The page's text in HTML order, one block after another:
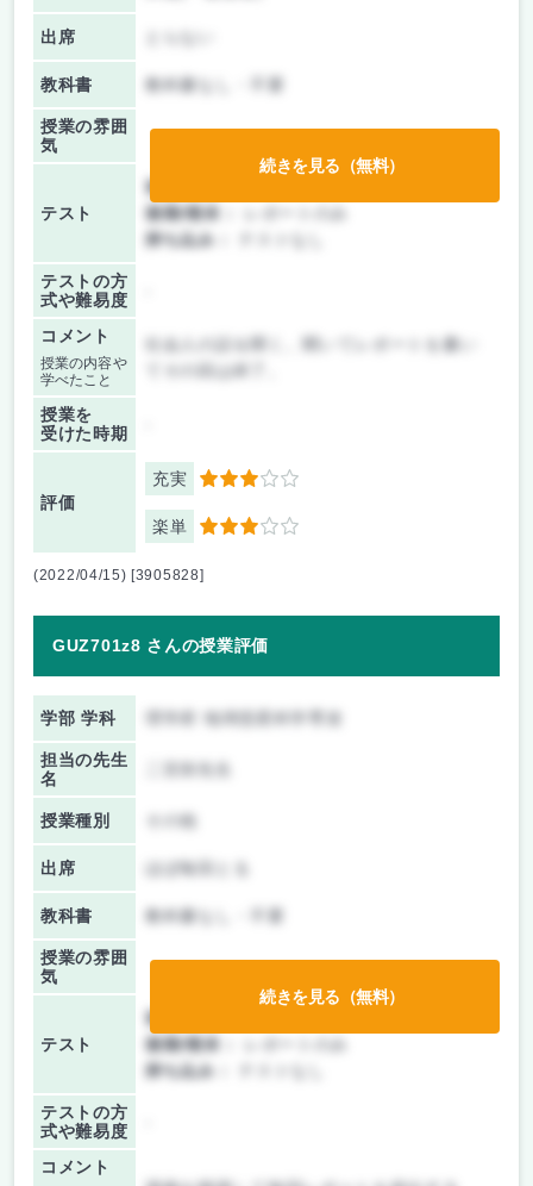
出席
教科書 教科書なし・不要
授業の雰囲
気
テスト
前期/中間：
後期/期末：
持ち込み：
テストの方
式や難易度
コメント
授業の内容や
学べたこと
社会人の話を聞く。聞いてレポートを書い
授業を
受けた時期
評価
充実 3
楽単 3
続きを見る（無料）
(2022/04/15) [3905828]
GUZ701z8 さんの授業評価
学部 学科
担当の先生
名
授業種別 その他
出席 ほぼ毎回とる
教科書 教科書なし・不要
授業の雰囲
気
テスト
前期/中間：
後期/期末：
持ち込み：
テストの方
式や難易度
コメント
続きを見る（無料）